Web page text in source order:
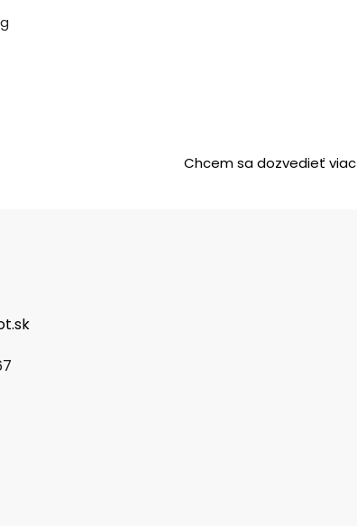
Chcem sa dozvedieť viac